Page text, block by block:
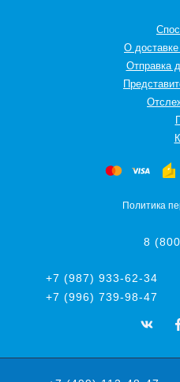
О доставке
Отправка
Политика
8
+7 (987) 933-62-34
+7 (996) 739-98-47